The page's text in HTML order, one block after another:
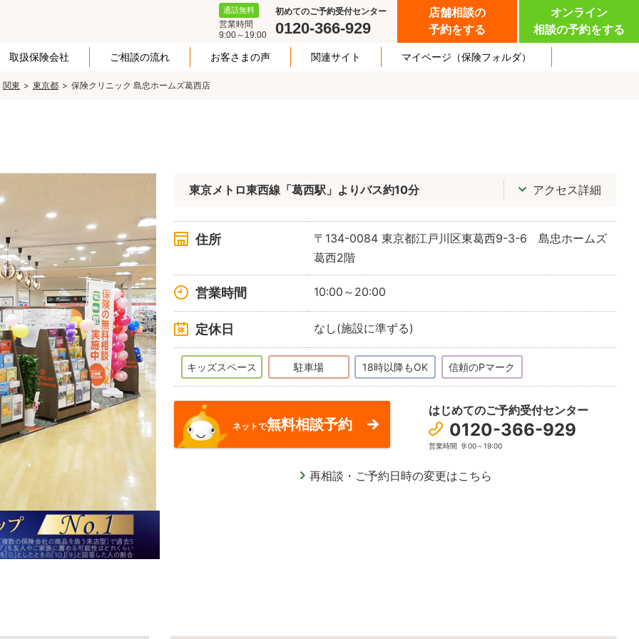
通話無料
営業時間
9:00～19:00
初めてのご予約受付センター
0120-366-929
店舗相談の
予約をする
オンライン
相談の予約をする
取扱保険会社 ご相談の流れ お客さまの声 関連サイト マイページ （保険フォルダ）
関東 東京都 保険クリニック 島忠ホームズ葛西店
ネットで無料相談予約
はじめてのご予約受付センター
0120-366-929
営業時間 9:00～19:00
再相談・ご予約日時の変更はこちら
東京メトロ東西線「葛西駅」よりバス約10分 アクセス詳細
住所 〒134-0084 東京都江戸川区東葛西9-3-6 島忠ホームズ
葛西2階
営業時間 10:00～20:00
定休日 なし(施設に準ずる)
キッズスペース 駐車場 18時以降もOK 信頼のPマーク